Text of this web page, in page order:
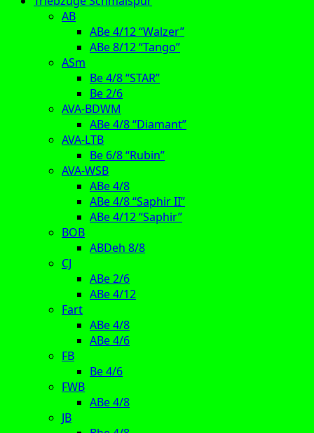
AB
ABe 4/12 “Walzer”
ABe 8/12 “Tango”
ASm
Be 4/8 “STAR”
Be 2/6
AVA-BDWM
ABe 4/8 “Diamant”
AVA-LTB
Be 6/8 “Rubin”
AVA-WSB
ABe 4/8
ABe 4/8 “Saphir II”
ABe 4/12 “Saphir”
BOB
ABDeh 8/8
CJ
ABe 2/6
ABe 4/12
Fart
ABe 4/8
ABe 4/6
FB
Be 4/6
FWB
ABe 4/8
JB